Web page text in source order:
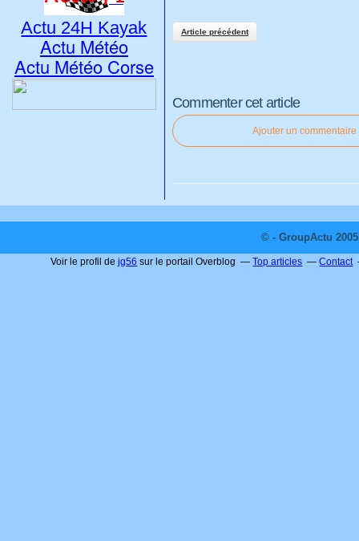
Article précédent
Commenter cet article
Ajouter un commentaire
Actu 24H Kayak
Actu Météo
Actu Météo Corse
© - GroupActu
Voir le profil dejg56 sur le portail Overblog Top articles Contact